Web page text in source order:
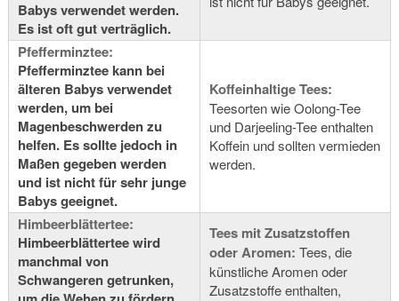
Babys verwendet werden.
Es ist oft gut verträglich.
Pfefferminztee:
Pfefferminztee kann bei
älteren Babys verwendet
werden, um bei
Magenbeschwerden zu
helfen. Es sollte jedoch in
Maßen gegeben werden
und ist nicht für sehr junge
Babys geeignet.
Koffeinhaltige Tees:
Teesorten wie Oolong-Tee
und Darjeeling-Tee enthalten
Koffein und sollten vermieden
werden.
Himbeerblättertee:
Himbeerblättertee wird
manchmal von
Schwangeren getrunken,
Tees mit Zusatzstoffen
oder Aromen: Tees, die
künstliche Aromen oder
Zusatzstoffe enthalten,